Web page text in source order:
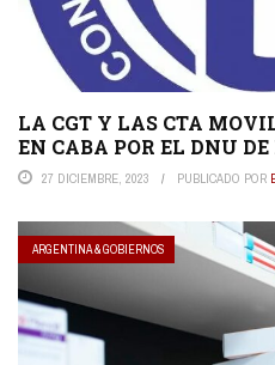
LA CGT Y LAS CTA
EN CABA POR EL DNU
27 DICIEMBRE, 2023 PUBLICADO POR
ARGENTINA & GOBIERNOS